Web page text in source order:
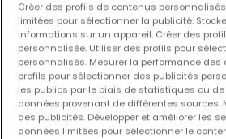
Créer des profils de contenus
limitées pour sélectionner la publicité.
informations sur un appareil. Créer des
personnalisée. Utiliser des profils pour
personnalisés. Mesurer la performance des
profils pour sélectionner des publicités
les publics par le biais de statistiques ou
données provenant de différentes sources.
des publicités. Développer et améliorer les
données limitées pour sélectionner le